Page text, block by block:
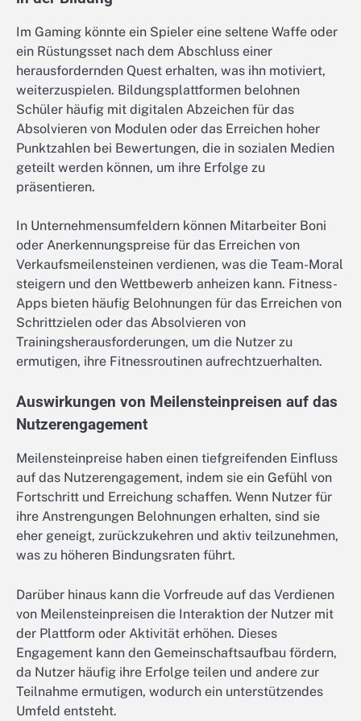
Im Gaming könnte ein Spieler eine seltene Waffe oder
ein Rüstungsset nach dem Abschluss einer
herausfordernden Quest erhalten, was ihn motiviert,
weiterzuspielen. Bildungsplattformen belohnen
Schüler häufig mit digitalen Abzeichen für das
Absolvieren von Modulen oder das Erreichen hoher
Punktzahlen bei Bewertungen, die in sozialen Medien
geteilt werden können, um ihre Erfolge zu
präsentieren.
In Unternehmensumfeldern können Mitarbeiter Boni
oder Anerkennungspreise für das Erreichen von
Verkaufsmeilensteinen verdienen, was die Team-Moral
steigern und den Wettbewerb anheizen kann. Fitness-
Apps bieten häufig Belohnungen für das Erreichen von
Schrittzielen oder das Absolvieren von
Trainingsherausforderungen, um die Nutzer zu
ermutigen, ihre Fitnessroutinen aufrechtzuerhalten.
Auswirkungen von Meilensteinpreisen auf das
Nutzerengagement
Meilensteinpreise haben einen tiefgreifenden Einfluss
auf das Nutzerengagement, indem sie ein Gefühl von
Fortschritt und Erreichung schaffen. Wenn Nutzer für
ihre Anstrengungen Belohnungen erhalten, sind sie
eher geneigt, zurückzukehren und aktiv teilzunehmen,
was zu höheren Bindungsraten führt.
Darüber hinaus kann die Vorfreude auf das Verdienen
von Meilensteinpreisen die Interaktion der Nutzer mit
der Plattform oder Aktivität erhöhen. Dieses
Engagement kann den Gemeinschaftsaufbau fördern,
da Nutzer häufig ihre Erfolge teilen und andere zur
Teilnahme ermutigen, wodurch ein unterstützendes
Umfeld entsteht.